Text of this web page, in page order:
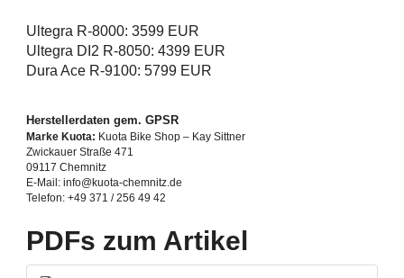
Ultegra R-8000: 3599 EUR
Ultegra DI2 R-8050: 4399 EUR
Dura Ace R-9100: 5799 EUR
Herstellerdaten gem. GPSR
Marke Kuota: Kuota Bike Shop – Kay Sittner
Zwickauer Straße 471
09117 Chemnitz
E-Mail: info@kuota-chemnitz.de
Telefon: +49 371 / 256 49 42
PDFs zum Artikel